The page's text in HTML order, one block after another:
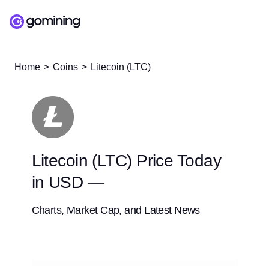
Home Coins Litecoin (LTC)
Litecoin (LTC) Price Today
in USD —
Charts, Market Cap, and Latest News